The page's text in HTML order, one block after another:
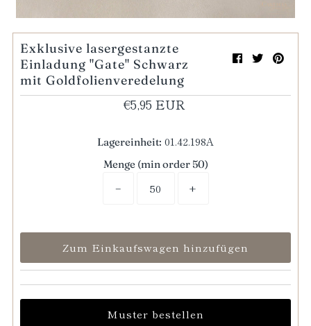
Exklusive lasergestanzte
Einladung "Gate" Schwarz
mit Goldfolienveredelung
€5,95 EUR
Lagereinheit: 01.42.198A
Menge (min order 50)
− +